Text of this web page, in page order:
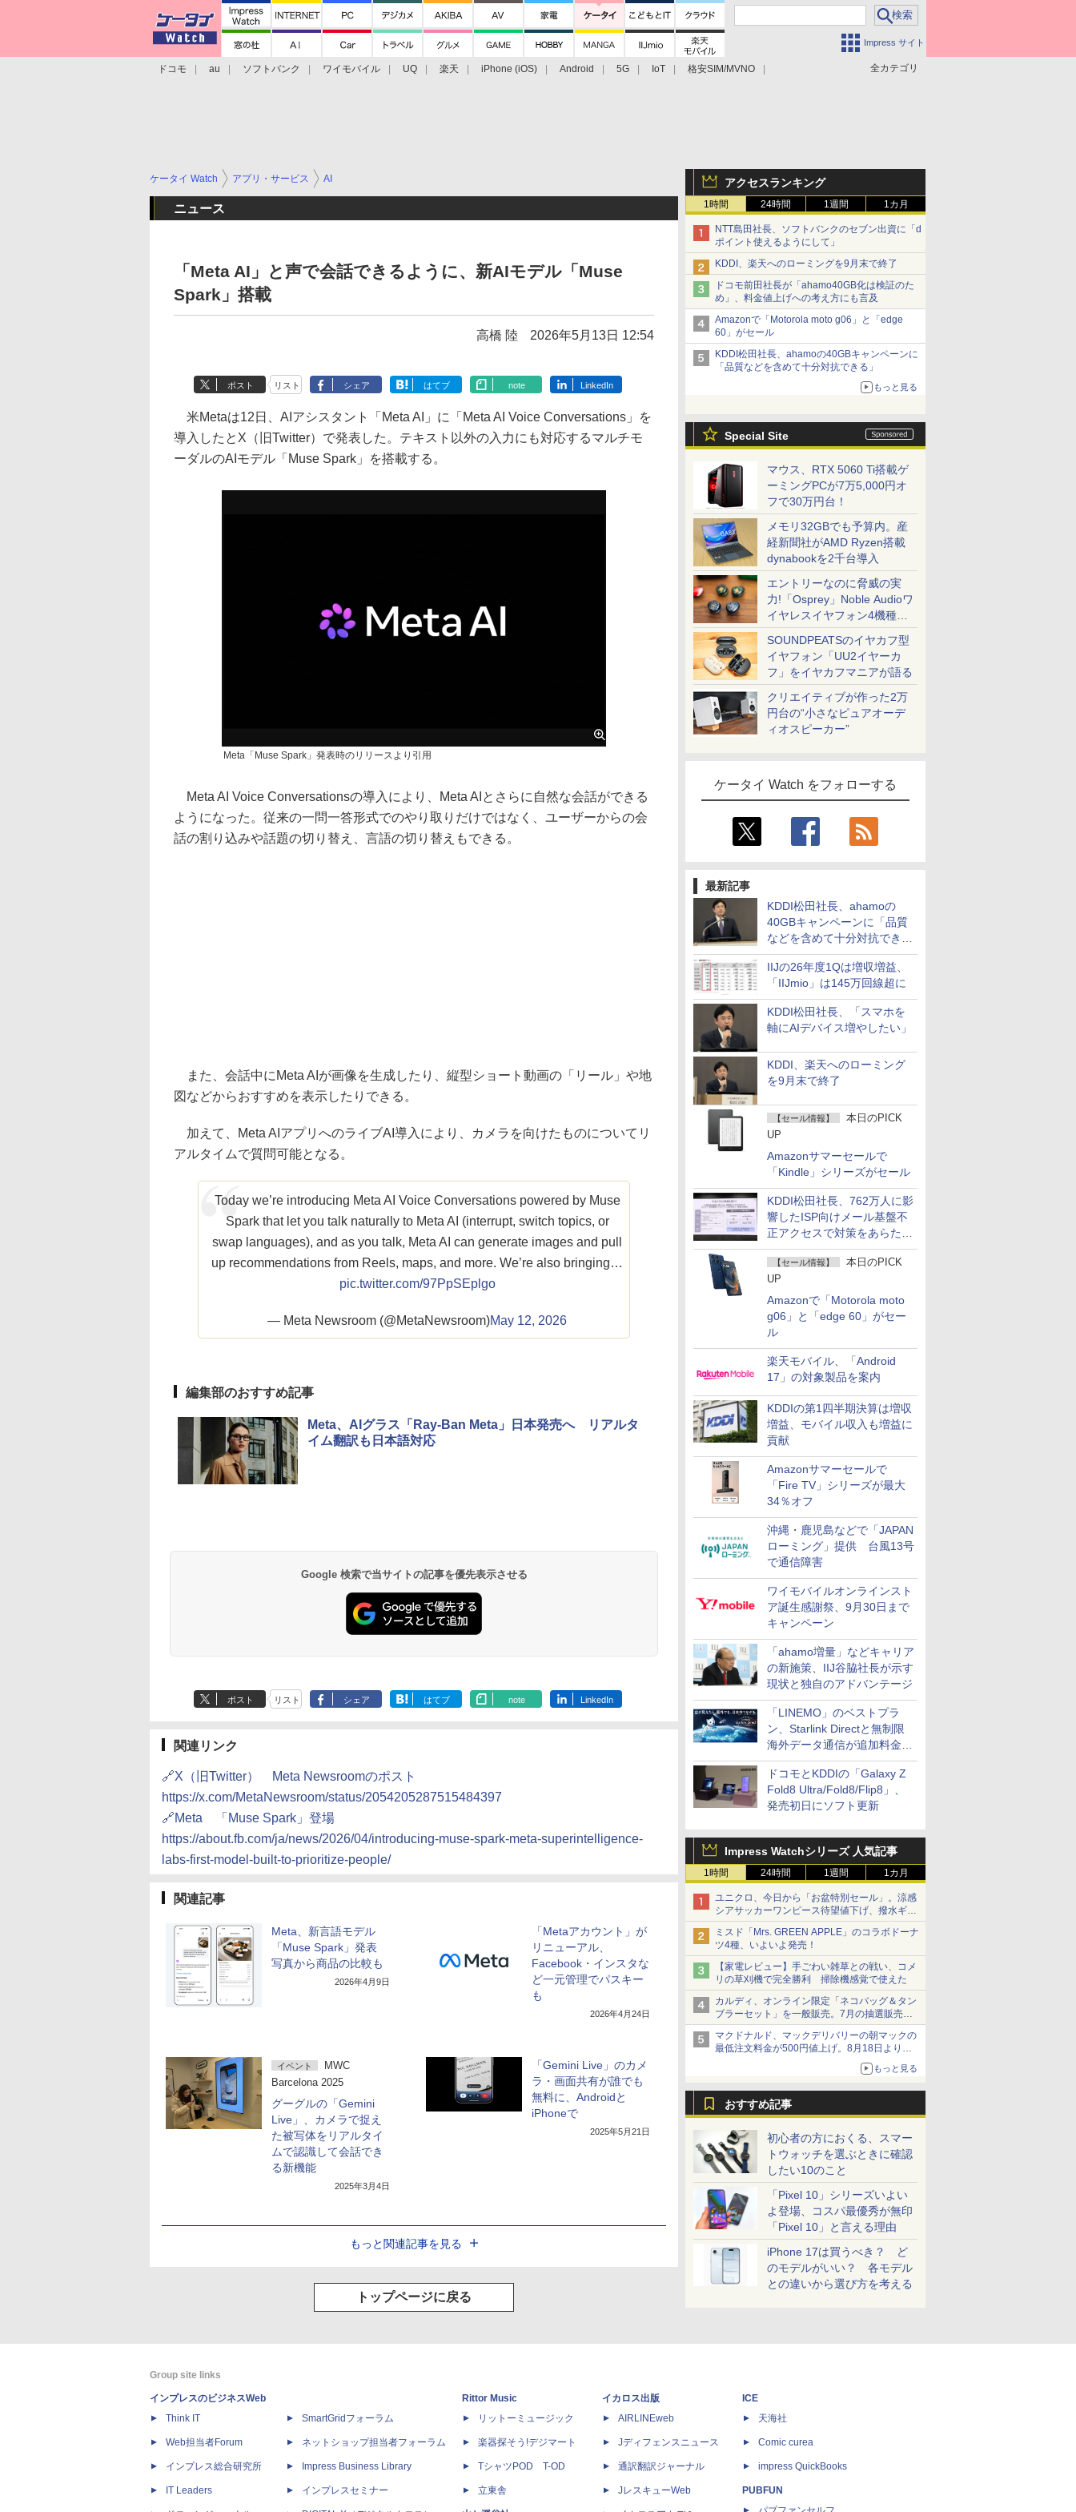
Impress サイト
全カテゴリ
ドコモ au ソフトバンク ワイモバイル UQ 楽天 iPhone (iOS) Android 5G IoT
格安SIM/MVNO
アクセスランキング
1時間 24時間 1週間 1カ月
NTT島田社長、ソフトバンクのセブン出資に「d
ポイント使えるようにして」
KDDI、楽天へのローミングを9月末で終了
ドコモ前田社長が「ahamo40GB化は検証のた
め」、料金値上げへの考え方にも言及
Amazonで「Motorola moto g06」と「edge
60」がセール
KDDI松田社長、ahamoの40GBキャンペーンに
「品質などを含めて十分対抗できる」
もっと見る
Special Site
マウス、RTX 5060 Ti搭載ゲ
ーミングPCが7万5,000円オ
フで30万円台！
メモリ32GBでも予算内。産
経新聞社がAMD Ryzen搭載
dynabookを2千台導入
エントリーなのに脅威の実
力!「Osprey」Noble Audioワ
イヤレスイヤフォン4機種を
一気に聴く
SOUNDPEATSのイヤカフ型
イヤフォン「UU2イヤーカ
フ」をイヤカフマニアが語る
クリエイティブが作った2万
円台の“小さなピュアオーデ
ィオスピーカー”
ケータイ Watch をフォローする
最新記事
KDDI松田社長、ahamoの
40GBキャンペーンに「品質
などを含めて十分対抗でき
る」
IIJの26年度1Qは増収増益、
「IIJmio」は145万回線超に
KDDI松田社長、「スマホを
軸にAIデバイス増やしたい」
KDDI、楽天へのローミング
を9月末で終了
【セール情報】
本日のPICK
UP
Amazonサマーセールで
「Kindle」シリーズがセール
KDDI松田社長、762万人に影
響したISP向けメール基盤不
正アクセスで対策をあらため
て説明
【セール情報】
本日のPICK
UP
Amazonで「Motorola moto
g06」と「edge 60」がセー
ル
楽天モバイル、「Android
17」の対象製品を案内
KDDIの第1四半期決算は増収
増益、モバイル収入も増益に
貢献
Amazonサマーセールで
「Fire TV」シリーズが最大
34％オフ
沖縄・鹿児島などで「JAPAN
ローミング」提供 台風13号
で通信障害
ワイモバイルオンラインスト
ア誕生感謝祭、9月30日まで
キャンペーン
「ahamo増量」などキャリア
の新施策、IIJ谷脇社長が示す
現状と独自のアドバンテージ
「LINEMO」のベストプラ
ン、Starlink Directと無制限
海外データ通信が追加料金な
しに
ドコモとKDDIの「Galaxy Z
Fold8 Ultra/Fold8/Flip8」、
発売初日にソフト更新
Impress Watchシリーズ 人気記事
1時間 24時間 1週間 1カ月
ユニクロ、今日から「お盆特別セール」。涼感
シアサッカーワンピース待望値下げ、撥水ギア
ショーツは1990円に
ミスド「Mrs. GREEN APPLE」のコラボドーナ
ツ4種、いよいよ発売！
【家電レビュー】手ごわい雑草との戦い、コメ
リの草刈機で完全勝利 掃除機感覚で使えた
カルディ、オンライン限定「ネコバッグ＆タン
ブラーセット」を一般販売。7月の抽選販売の
当選無効分
マクドナルド、マックデリバリーの朝マックの
最低注文料金が500円値上げ。8月18日より
もっと見る
おすすめ記事
初心者の方におくる、スマー
トウォッチを選ぶときに確認
したい10のこと
「Pixel 10」シリーズいよい
よ登場、コスパ最優秀が無印
「Pixel 10」と言える理由
iPhone 17は買うべき？ ど
のモデルがいい？ 各モデル
との違いから選び方を考える
ケータイ Watch アプリ・サービス AI
ニュース
「Meta AI」と声で会話できるように、新AIモデル「Muse
Spark」搭載
高橋 陸 2026年5月13日 12:54
ポスト リスト シェア はてブ note LinkedIn
米Metaは12日、AIアシスタント「Meta AI」に「Meta AI Voice Conversations」を
導入したとX（旧Twitter）で発表した。テキスト以外の入力にも対応するマルチモ
ーダルのAIモデル「Muse Spark」を搭載する。
Meta「Muse Spark」発表時のリリースより引用
Meta AI Voice Conversationsの導入により、Meta AIとさらに自然な会話ができる
ようになった。従来の一問一答形式でのやり取りだけではなく、ユーザーからの会
話の割り込みや話題の切り替え、言語の切り替えもできる。
また、会話中にMeta AIが画像を生成したり、縦型ショート動画の「リール」や地
図などからおすすめを表示したりできる。
加えて、Meta AIアプリへのライブAI導入により、カメラを向けたものについてリ
アルタイムで質問可能となる。
Today we’re introducing Meta AI Voice Conversations powered by Muse
Spark that let you talk naturally to Meta AI (interrupt, switch topics, or
swap languages), and as you talk, Meta AI can generate images and pull
up recommendations from Reels, maps, and more. We’re also bringing…
pic.twitter.com/97PpSEplgo
— Meta Newsroom (@MetaNewsroom)May 12, 2026
編集部のおすすめ記事
Meta、AIグラス「Ray-Ban Meta」日本発売へ リアルタ
イム翻訳も日本語対応
Google 検索で当サイトの記事を優先表示させる
ポスト リスト シェア はてブ note LinkedIn
関連リンク
🔗X（旧Twitter） Meta Newsroomのポスト
https://x.com/MetaNewsroom/status/2054205287515484397
🔗Meta 「Muse Spark」登場
https://about.fb.com/ja/news/2026/04/introducing-muse-spark-meta-superintelligence-
labs-first-model-built-to-prioritize-people/
関連記事
Meta、新言語モデル
「Muse Spark」発表
写真から商品の比較も
2026年4月9日
「Metaアカウント」が
リニューアル、
Facebook・インスタな
ど一元管理でパスキー
も
2026年4月24日
イベント
MWC
Barcelona 2025
グーグルの「Gemini
Live」、カメラで捉え
た被写体をリアルタイ
ムで認識して会話でき
る新機能
2025年3月4日
「Gemini Live」のカメ
ラ・画面共有が誰でも
無料に、Androidと
iPhoneで
2025年5月21日
もっと関連記事を見る
トップページに戻る
Group site links
インプレスのビジネスWeb
Think IT
Web担当者Forum
インプレス総合研究所
IT Leaders
SmartGridフォーラム
ネットショップ担当者フォーラム
Impress Business Library
インプレスセミナー
Rittor Music
リットーミュージック
楽器探そう!デジマート
TシャツPOD T-OD
立東舎
イカロス出版
AIRLINEweb
Jディフェンスニュース
通訳翻訳ジャーナル
JレスキューWeb
ICE
天海社
Comic curea
impress QuickBooks
PUBFUN